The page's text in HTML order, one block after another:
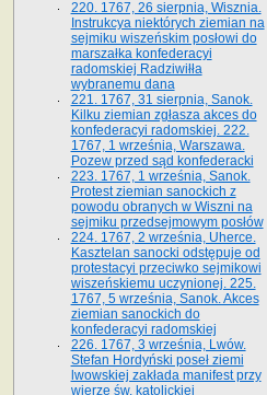
220. 1767, 26 sierpnia, Wisznia.
Instrukcya niektórych ziemian na
sejmiku wiszeńskim posłowi do
marszałka konfe­deracyi
radomskiej Radziwiłła
wybranemu dana
221. 1767, 31 sierpnia, Sanok.
Kilku ziemian zgłasza akces do
konfederacyi radomskiej. 222.
1767, 1 września, Warszawa.
Pozew przed sąd konfederacki
223. 1767, 1 września, Sanok.
Protest ziemian sanockich z
powodu obranych w Wiszni na
sejmiku przedsejmo­wym posłów
224. 1767, 2 września, Uherce.
Kasztelan sanocki odstępuje od
protestacyi przeciwko sejmikowi
wiszeńskiemu uczynionej. 225.
1767, 5 września, Sanok. Akces
ziemian sanockich do
konfederacyi radomskiej
226. 1767, 3 września, Lwów.
Stefan Hordyński poseł ziemi
lwowskiej zakłada manifest przy
wierze św. ka­tolickiej